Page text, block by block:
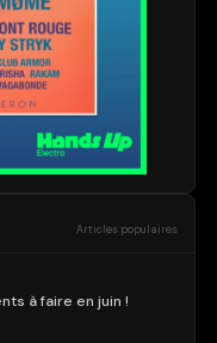
Articles populaires
à faire en juin !